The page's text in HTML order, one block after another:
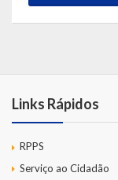
Links Rápidos
RPPS
Serviço ao Cidadão